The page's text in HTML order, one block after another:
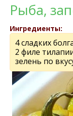
Рыба,
Ингредиенты:
4 сладких
2 филе
зелень по